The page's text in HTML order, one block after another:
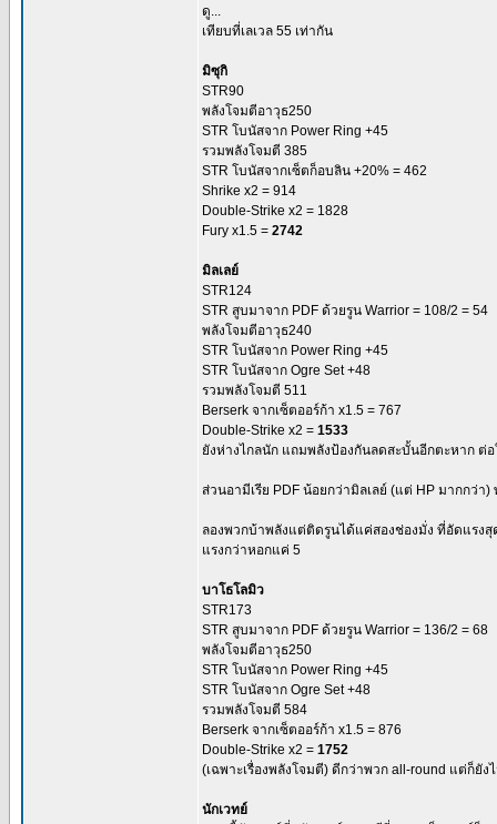
ดู...
เทียบที่เลเวล 55 เท่ากัน
มิซุกิ
STR90
พลังโจมตีอาวุธ250
STR โบนัสจาก Power Ring +45
รวมพลังโจมตี 385
STR โบนัสจากเซ็ตก็อบลิน +20% = 462
Shrike x2 = 914
Double-Strike x2 = 1828
Fury x1.5 = 2742
มิลเลย์
STR124
STR สูบมาจาก PDF ด้วยรูน Warrior = 108/2 = 54
พลังโจมตีอาวุธ240
STR โบนัสจาก Power Ring +45
STR โบนัสจาก Ogre Set +48
รวมพลังโจมตี 511
Berserk จากเซ็ตออร์ก้า x1.5 = 767
Double-Strike x2 = 1533
ยังห่างไกลนัก แถมพลังป้องกันลดสะบั้นอีกตะหาก ต่
ส่วนอามีเรีย PDF น้อยกว่ามิลเลย์ (แต่ HP มากกว่า
ลองพวกบ้าพลังแต่ติดรูนได้แค่สองช่องมั่ง ที่อัดแรง
แรงกว่าหอกแค่ 5
บาโธโลมิว
STR173
STR สูบมาจาก PDF ด้วยรูน Warrior = 136/2 = 68
พลังโจมตีอาวุธ250
STR โบนัสจาก Power Ring +45
STR โบนัสจาก Ogre Set +48
รวมพลังโจมตี 584
Berserk จากเซ็ตออร์ก้า x1.5 = 876
Double-Strike x2 = 1752
(เฉพาะเรื่องพลังโจมตี) ดีกว่าพวก all-round แต่ก็
นักเวทย์